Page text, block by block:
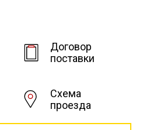
Договор
поставки
Схема
проезда